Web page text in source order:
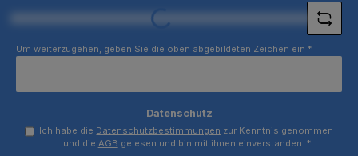
Loading...
Um weiterzugehen, geben Sie die oben abgebildeten Zeichen ein *
Datenschutz
Ich habe die Datenschutzbestimmungen zur Kenntnis genommen
und die AGB gelesen und bin mit ihnen einverstanden. *